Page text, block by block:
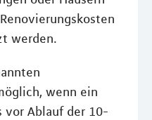
werden.
wenn ein
vor Ablauf der 10-